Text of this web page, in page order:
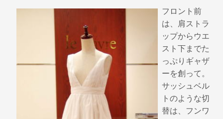
o
e ail
フロント前
は、肩ストラ
ップからウエ
スト下までた
っぷりギャザ
ーを創って。
サッシュベル
トのような切
替は、フンワ